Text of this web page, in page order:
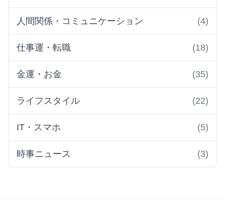
人間関係・コミュニケーション (4)
仕事運・転職 (18)
金運・お金 (35)
ライフスタイル (22)
IT・スマホ (5)
時事ニュース (3)